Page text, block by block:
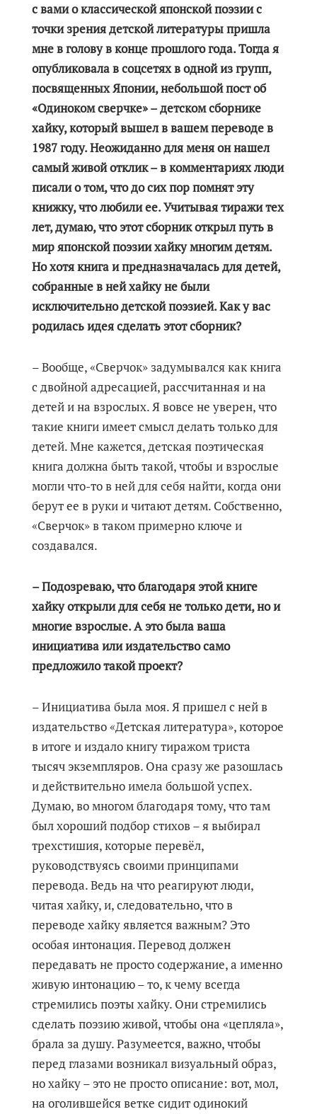
с вами о классической японской поэзии с
точки зрения детской литературы пришла
мне в голову в конце прошлого года. Тогда я
опубликовала в соцсетях в одной из групп,
посвященных Японии, небольшой пост об
«Одиноком сверчке» – детском сборнике
хайку, который вышел в вашем переводе в
1987 году. Неожиданно для меня он нашел
самый живой отклик – в комментариях люди
писали о том, что до сих пор помнят эту
книжку, что любили ее. Учитывая тиражи тех
лет, думаю, что этот сборник открыл путь в
мир японской поэзии хайку многим детям.
Но хотя книга и предназначалась для детей,
собранные в ней хайку не были
исключительно детской поэзией. Как у вас
родилась идея сделать этот сборник?
– Вообще, «Сверчок» задумывался как книга
с двойной адресацией, рассчитанная и на
детей и на взрослых. Я вовсе не уверен, что
такие книги имеет смысл делать только для
детей. Мне кажется, детская поэтическая
книга должна быть такой, чтобы и взрослые
могли что-то в ней для себя найти, когда они
берут ее в руки и читают детям. Собственно,
«Сверчок» в таком примерно ключе и
создавался.
– Подозреваю, что благодаря этой книге
хайку открыли для себя не только дети, но и
многие взрослые. А это была ваша
инициатива или издательство само
предложило такой проект?
– Инициатива была моя. Я пришел с ней в
издательство «Детская литература», которое
в итоге и издало книгу тиражом триста
тысяч экземпляров. Она сразу же разошлась
и действительно имела большой успех.
Думаю, во многом благодаря тому, что там
был хороший подбор стихов – я выбирал
трехстишия, которые перевёл,
руководствуясь своими принципами
перевода. Ведь на что реагируют люди,
читая хайку, и, следовательно, что в
переводе хайку является важным? Это
особая интонация. Перевод должен
передавать не просто содержание, а именно
живую интонацию – то, к чему всегда
стремились поэты хайку. Они стремились
сделать поэзию живой, чтобы она «цепляла»,
брала за душу. Разумеется, важно, чтобы
перед глазами возникал визуальный образ,
но хайку – это не просто описание: вот, мол,
на оголившейся ветке сидит одинокий